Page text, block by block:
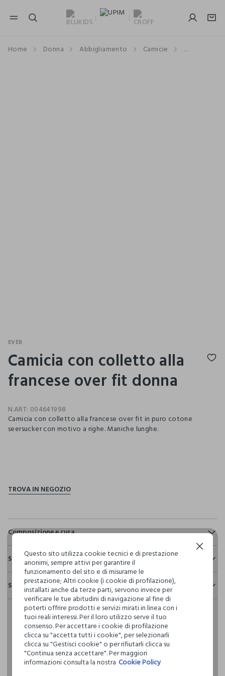
NAVIGATION.ARIA.GOTOMAINCONTENT
Home Donna Abbigliamento Camicie Camicie a
EVER
Camicia con colletto alla
francese over fit donna
N.ART: 004641998
Camicia con colletto alla francese over fit in puro cotone
seersucker con motivo a righe. Maniche lunghe.
Composizione e cura
Composizione:
100% COTONE
NON CANDEGGIARE
TEMPERATURA MASSIMA 30°C - PROCEDURA MOLTO
DELICATA
NON LAVARE A SECCO
Sostenibilità e trasparenza
Sicurezza
Il 100% dei nostri articoli viene sottoposto a test chimico-
fisici, per verificarne il rispetto dei limiti che abbiamo
definito per l’uso di sostanze chimiche, talvolta anche più
restrittivi rispetto a quelli previsti dalla normativa
internazionale.
Clicca qui per vedere i dettagli
I nostri fornitori
Spedizione e resi
Hai fino a 30 giorni dalla consegna del tuo ordine online per
cambiare idea e restituire i prodotti che hai acquistato.
Questo sito utilizza cookie tecnici e di prestazione
anonimi, sempre attivi per garantire il
funzionamento del sito e di misurarne le
prestazione; Altri cookie (i cookie di profilazione),
installati anche da terze parti, servono invece per
verificare le tue abitudini di navigazione al fine di
poterti offrire prodotti e servizi mirati in linea con i
tuoi reali interessi. Per il loro utilizzo serve il tuo
consenso. Per accettare i cookie di profilazione
clicca su "accetta tutti i cookie", per selezionarli
clicca su "Gestisci cookie" o per rifiutarli clicca su
"Continua senza accettare". Per maggiori
informazioni consulta la nostra Cookie Policy
Continua senza accettare